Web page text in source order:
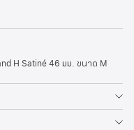
H Satiné 46 มม. ขนาด M